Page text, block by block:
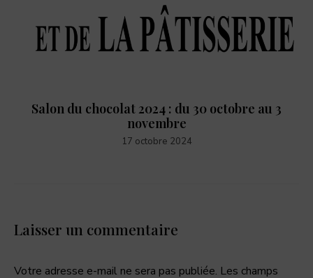
Salon du chocolat 2024 : du 30 octobre au 3
novembre
17 octobre 2024
Laisser un commentaire
Votre adresse e-mail ne sera pas publiée. Les champs